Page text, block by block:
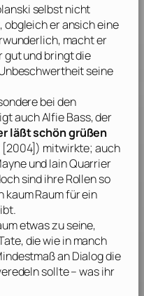
selbst nicht
obgleich er ansich eine
macht er
gut und bringt die
seine
bei den
auchAlfie Bass, der
läßt schön grüßen
[2004]) mitwirkte; auch
undIain Quarrier
sind ihre Rollen so
kaum Raum für ein
etwas zu seine,
, die wie in manch
an Dialog die
sollte – was ihr